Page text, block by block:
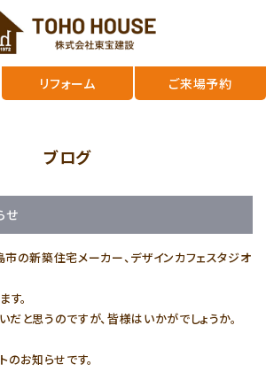
リフォーム ご来場予約
ブログ
せ
の新築住宅メーカー、デザインカフェスタジオ
す。
と思うのですが、皆様はいかがでしょうか。
のお知らせです。